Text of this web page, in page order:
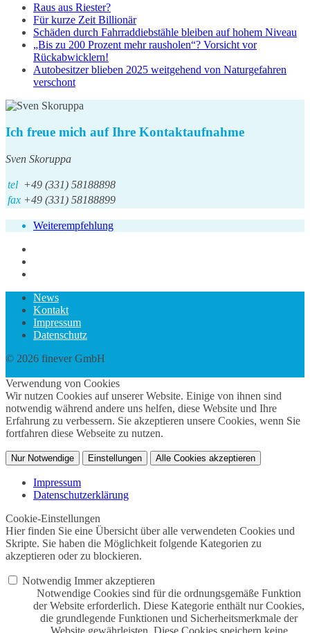
Raus aus Riester?
Für kurze Zeit Billionär
Schäden durch Fahrraddiebstähle bleiben auf hohem Niveau
„Bis zu 200 Prozent mehr rausholen“? Vorsicht vor
Rückabwicklern!
Autobesitzer blieben 2025 weitgehend von Naturgefahren
verschont
Ich freue mich auf Ihre Kontaktaufnahme
Sven Skoruppa
tel +49 (331) 58188898
fax +49 (331) 58188899
Weiterempfehlung
News
Kontakt
Impressum
Datenschutz
© 2026 finever GmbH
Verwendung von Cookies
Wir nutzen Cookies auf unserer Website. Einige von ihnen sind
notwendig während andere uns helfen, diese Website und Ihre
Erfahrung zu verbessern. Sie akzeptieren unsere Cookies, wenn Sie
fortfahren diese Webseite zu nutzen.
Nur Notwendige Einstellungen Alle Cookies akzeptieren
Impressum
Datenschutzerklärung
Cookie-Einstellungen
Hier finden Sie eine Übersicht über alle verwendeten Cookies und
Skripte. Sie haben die Möglichkeit folgende Kategorien zu
akzeptieren oder zu blockieren.
Notwendig Immer akzeptieren
Notwendige Cookies sind für die ordnungsgemäße Funktion
der Website erforderlich. Diese Kategorie enthält nur Cookies,
die grundlegende Funktionen und Sicherheitsmerkmale der
Website gewährleisten. Diese Cookies speichern keine